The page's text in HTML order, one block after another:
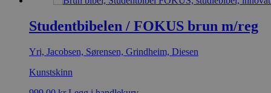
Studentbibelen / FOKUS brun m/reg
Yri, Jacobsen, Sørensen, Grindheim, Diesen
Kunstskinn